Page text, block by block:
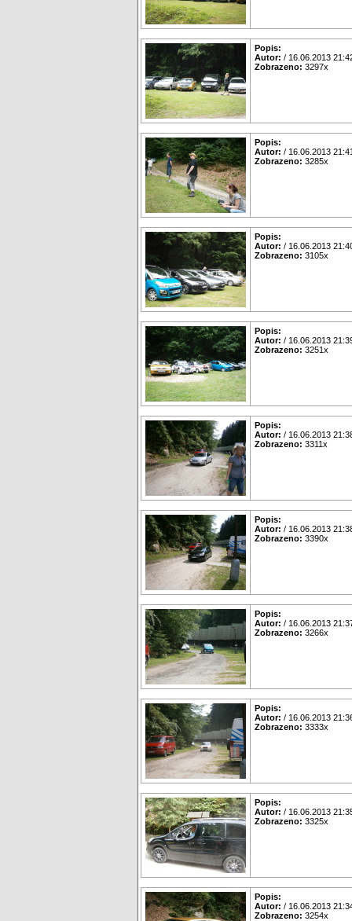
Popis:
Autor: / 16.06.2013
Zobrazeno: 3297x
Popis:
Autor: / 16.06.2013
Zobrazeno: 3285x
Popis:
Autor: / 16.06.2013
Zobrazeno: 3105x
Popis:
Autor: / 16.06.2013
Zobrazeno: 3251x
Popis:
Autor: / 16.06.2013
Zobrazeno: 3311x
Popis:
Autor: / 16.06.2013
Zobrazeno: 3390x
Popis:
Autor: / 16.06.2013
Zobrazeno: 3266x
Popis:
Autor: / 16.06.2013
Zobrazeno: 3333x
Popis:
Autor: / 16.06.2013
Zobrazeno: 3325x
Popis:
Autor: / 16.06.2013
Zobrazeno: 3254x